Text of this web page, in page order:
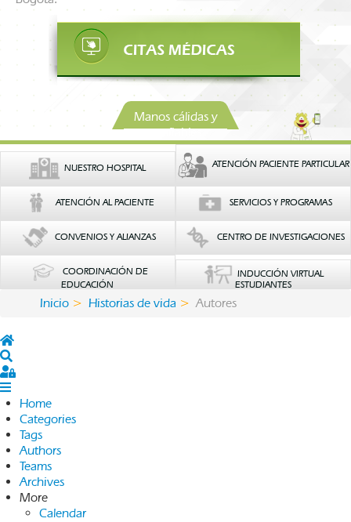
Manos cálidas y
confiables
NUESTRO HOSPITAL ATENCIÓN PACIENTE PARTICULAR
ATENCIÓN AL PACIENTE SERVICIOS Y PROGRAMAS
CONVENIOS Y ALIANZAS CENTRO DE INVESTIGACIONES
COORDINACIÓN DE
EDUCACIÓN
INDUCCIÓN VIRTUAL
ESTUDIANTES
Inicio Historias de vida Autores
Home
Sign In
Home
Categories
Tags
Authors
Teams
Archives
More
Calendar